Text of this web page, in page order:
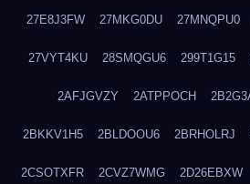
27E8J3FW 27MKG0DU 27MNQPU0
27VYT4KU 28SMQGU6 299T1G15
2AFJGVZY 2ATPPOCH
2BKKV1H5 2BLDOOU6 2BRHOLRJ
2CSOTXFR 2CVZ7WMG 2D26EBXW